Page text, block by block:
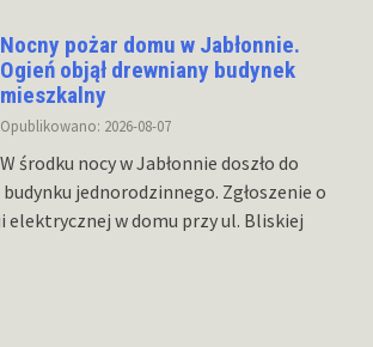
Nocny pożar domu w Jabłonnie.
Ogień objął drewniany budynek
mieszkalny
Opublikowano: 2026-08-07
W środku nocy w Jabłonnie doszło do
jednorodzinnego. Zgłoszenie o
elektrycznej w domu przy ul. Bliskiej